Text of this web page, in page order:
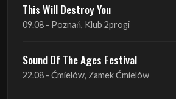
This Will Destroy You
09.08 - Poznań, Klub 2progi
Sound Of The Ages Festival
22.08 - Ćmielów, Zamek Ćmielów